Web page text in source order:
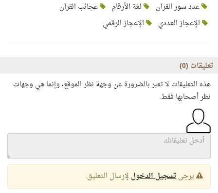
عدد سور القرآن لغة الأرقام
عجائب القرآن
الإعجاز العددي
الإعجاز الرقمي
تعليقات (0
)
هذه التعليقات لا تعبر بالضرورة عن وجهة نظر الموقع، وإنما هي وجهات
نظر أصحابها فقط.
يرجىتسجيل الدخول لإرسال التعليق.